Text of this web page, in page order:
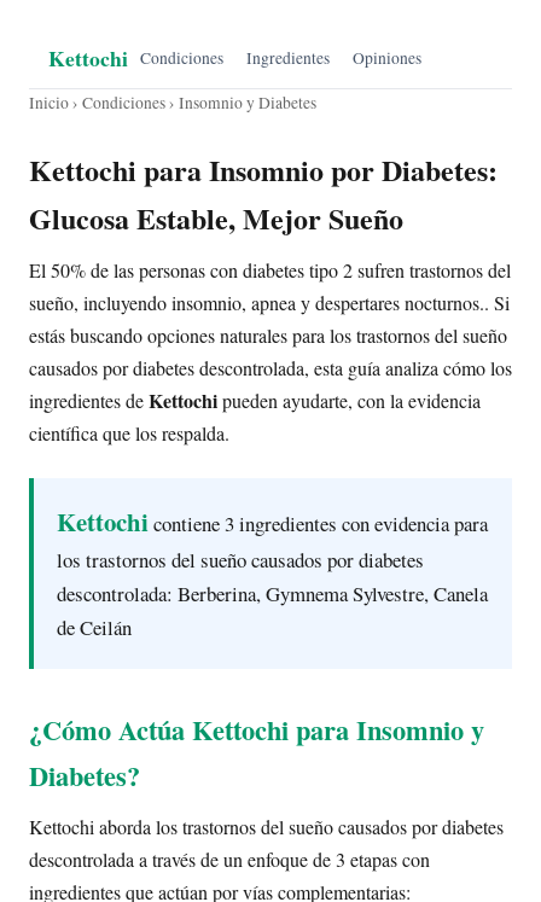
Kettochi Condiciones Ingredientes Opiniones
Inicio› Condiciones› Insomnio y Diabetes
Kettochi para Insomnio por Diabetes:
Glucosa Estable, Mejor Sueño
El 50% de las personas con diabetes tipo 2 sufren trastornos del
sueño, incluyendo insomnio, apnea y despertares nocturnos.. Si
estás buscando opciones naturales para los trastornos del sueño
causados por diabetes descontrolada, esta guía analiza cómo los
ingredientes deKettochipueden ayudarte, con la evidencia
científica que los respalda.
Kettochicontiene 3 ingredientes con evidencia para
los trastornos del sueño causados por diabetes
descontrolada: Berberina, Gymnema Sylvestre, Canela
de Ceilán
¿Cómo Actúa Kettochi para Insomnio y
Diabetes?
Kettochi aborda los trastornos del sueño causados por diabetes
descontrolada a través de un enfoque de 3 etapas con
ingredientes que actúan por vías complementarias: